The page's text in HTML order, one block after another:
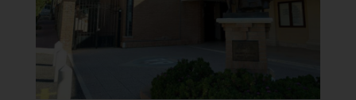
[
Clicca per ingrandire